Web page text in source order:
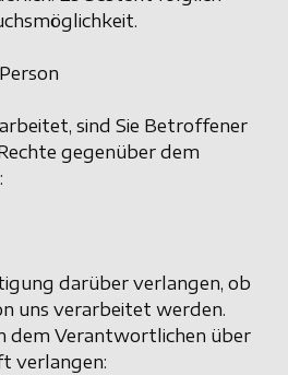
sind Sie Betroffener
gegenüber dem
darüber verlangen, ob
uns verarbeitet werden.
dem Verantwortlichen über
verlangen: